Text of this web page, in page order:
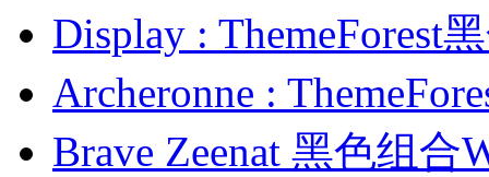
Display : ThemeForest
Archeronne :
Brave Zeenat 黑色组合